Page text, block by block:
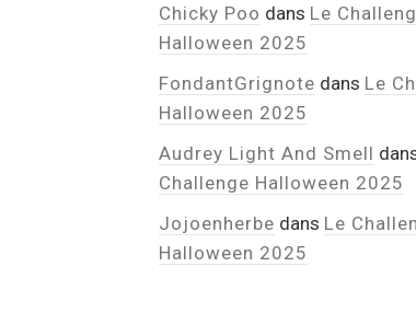
Chicky Poo dans Le
Halloween 2025
FondantGrignote dans Le
Halloween 2025
Audrey Light And Smell
Challenge Halloween 2025
Jojoenherbe dans Le
Halloween 2025